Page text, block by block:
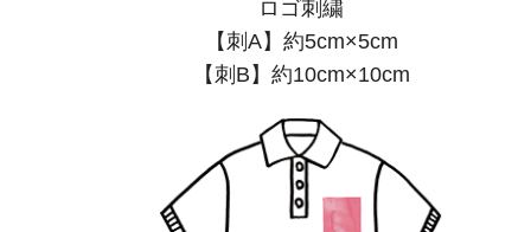
ロゴ刺繍
【刺A】約5cm×5cm
【刺B】約10cm×10cm